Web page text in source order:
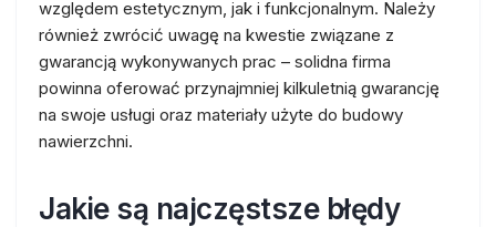
względem estetycznym, jak i funkcjonalnym. Należy
również zwrócić uwagę na kwestie związane z
gwarancją wykonywanych prac – solidna firma
powinna oferować przynajmniej kilkuletnią gwarancję
na swoje usługi oraz materiały użyte do budowy
nawierzchni.
Jakie są najczęstsze błędy